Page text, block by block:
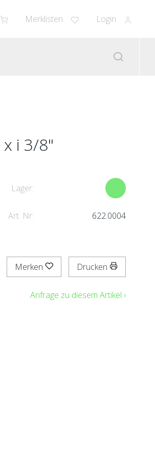
Merklisten Login
i 3/8"
Lager:
Art. Nr: 622.0004
Merken Drucken
Anfrage zu diesem Artikel ›